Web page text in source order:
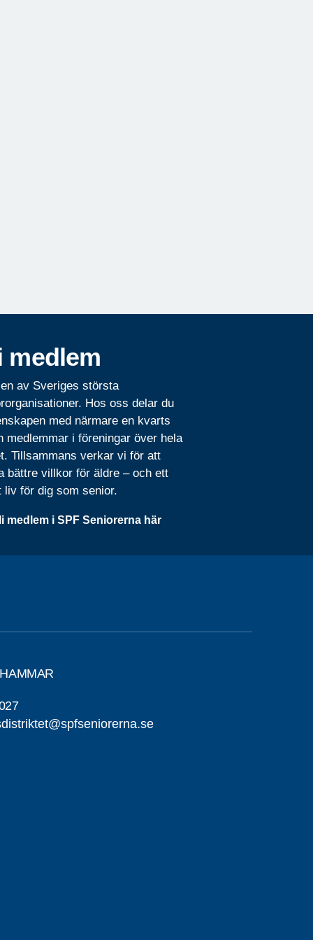
medlem
av Sveriges största
Hos oss delar du
med närmare en kvarts
medlemmar i föreningar över hela
Tillsammans verkar vi för att
bättre villkor för äldre – och ett
liv för dig som senior.
medlem i SPF Seniorerna här